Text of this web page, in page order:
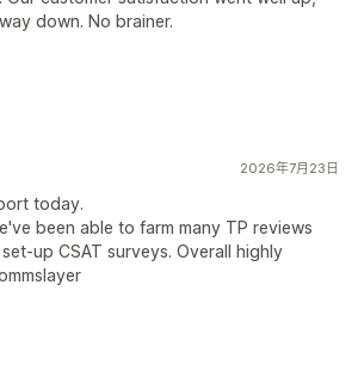
down. No brainer.
2026年7月23日
today.
been able to farm many TP reviews
up CSAT surveys. Overall highly